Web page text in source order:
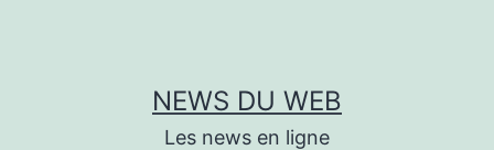
NEWS DU WEB
Les news en ligne